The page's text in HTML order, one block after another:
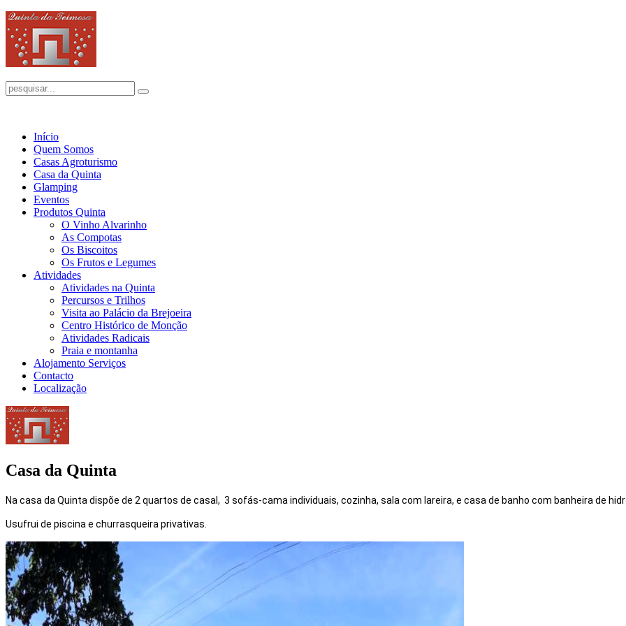
Início
Quem Somos
Casas Agroturismo
Casa da Quinta
Glamping
Eventos
Produtos Quinta
O Vinho Alvarinho
As Compotas
Os Biscoitos
Os Frutos e Legumes
Atividades
Atividades na Quinta
Percursos e Trilhos
Visita ao Palácio da Brejoeira
Centro Histórico de Monção
Atividades Radicais
Praia e montanha
Alojamento Serviços
Contacto
Localização
Casa da Quinta
Na casa da Quinta dispõe de 2 quartos de casal, 3 sofás-cama individuais, cozinha, sala com lareira, e casa de banho com banheira de
Usufrui de piscina e churrasqueira privativas.